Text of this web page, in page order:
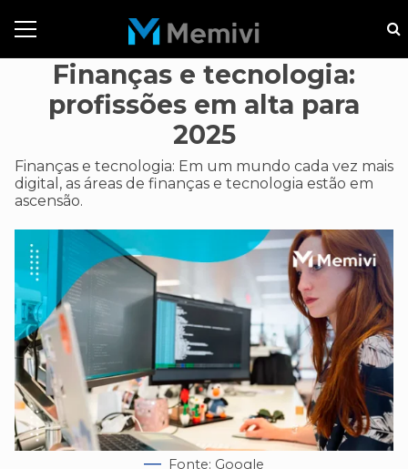
Finanças e tecnologia:
profissões em alta para
2025
Finanças e tecnologia: Em um mundo cada vez mais
digital, as áreas de finanças e tecnologia estão em
ascensão.
Fonte: Google